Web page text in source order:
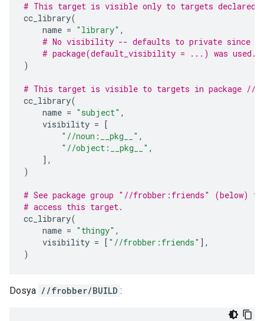
# This target is visible only to targets declared in
cc_library(
name = "library" ,
# No visibility -- defaults to private since no
# package(default_visibility = ...) was used.
)
# This target is visible to targets in package //
cc_library(
name = "subject" ,
visibility = [
"//noun:__pkg__" ,
"//object:__pkg__" ,
],
)
# See package group "//frobber:friends" (below)
# access this target.
cc_library(
name = "thingy" ,
visibility = [ "//frobber:friends" ],
)
Dosya //frobber/BUILD :